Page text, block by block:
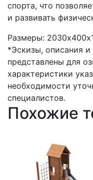
спорта, что
и развивать
Размеры:
*Эскизы, описания
представлены для
характеристики
необходимости
специалистов.
Похожие